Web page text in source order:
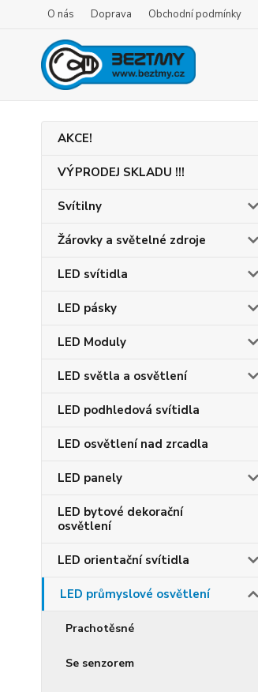
O nás Doprava Obchodní podmínky
AKCE!
VÝPRODEJ SKLADU !!!
Svítilny
Žárovky a světelné zdroje
LED svítidla
LED pásky
LED Moduly
LED světla a osvětlení
LED podhledová svítidla
LED osvětlení nad zrcadla
LED panely
LED bytové dekorační
osvětlení
LED orientační svítidla
LED průmyslové osvětlení
Prachotěsné
Se senzorem